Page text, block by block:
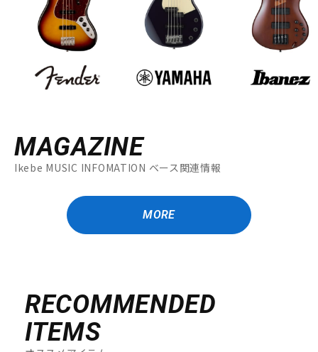
MAGAZINE
Ikebe MUSIC INFOMATION ベース関連情報
MORE
RECOMMENDED
ITEMS